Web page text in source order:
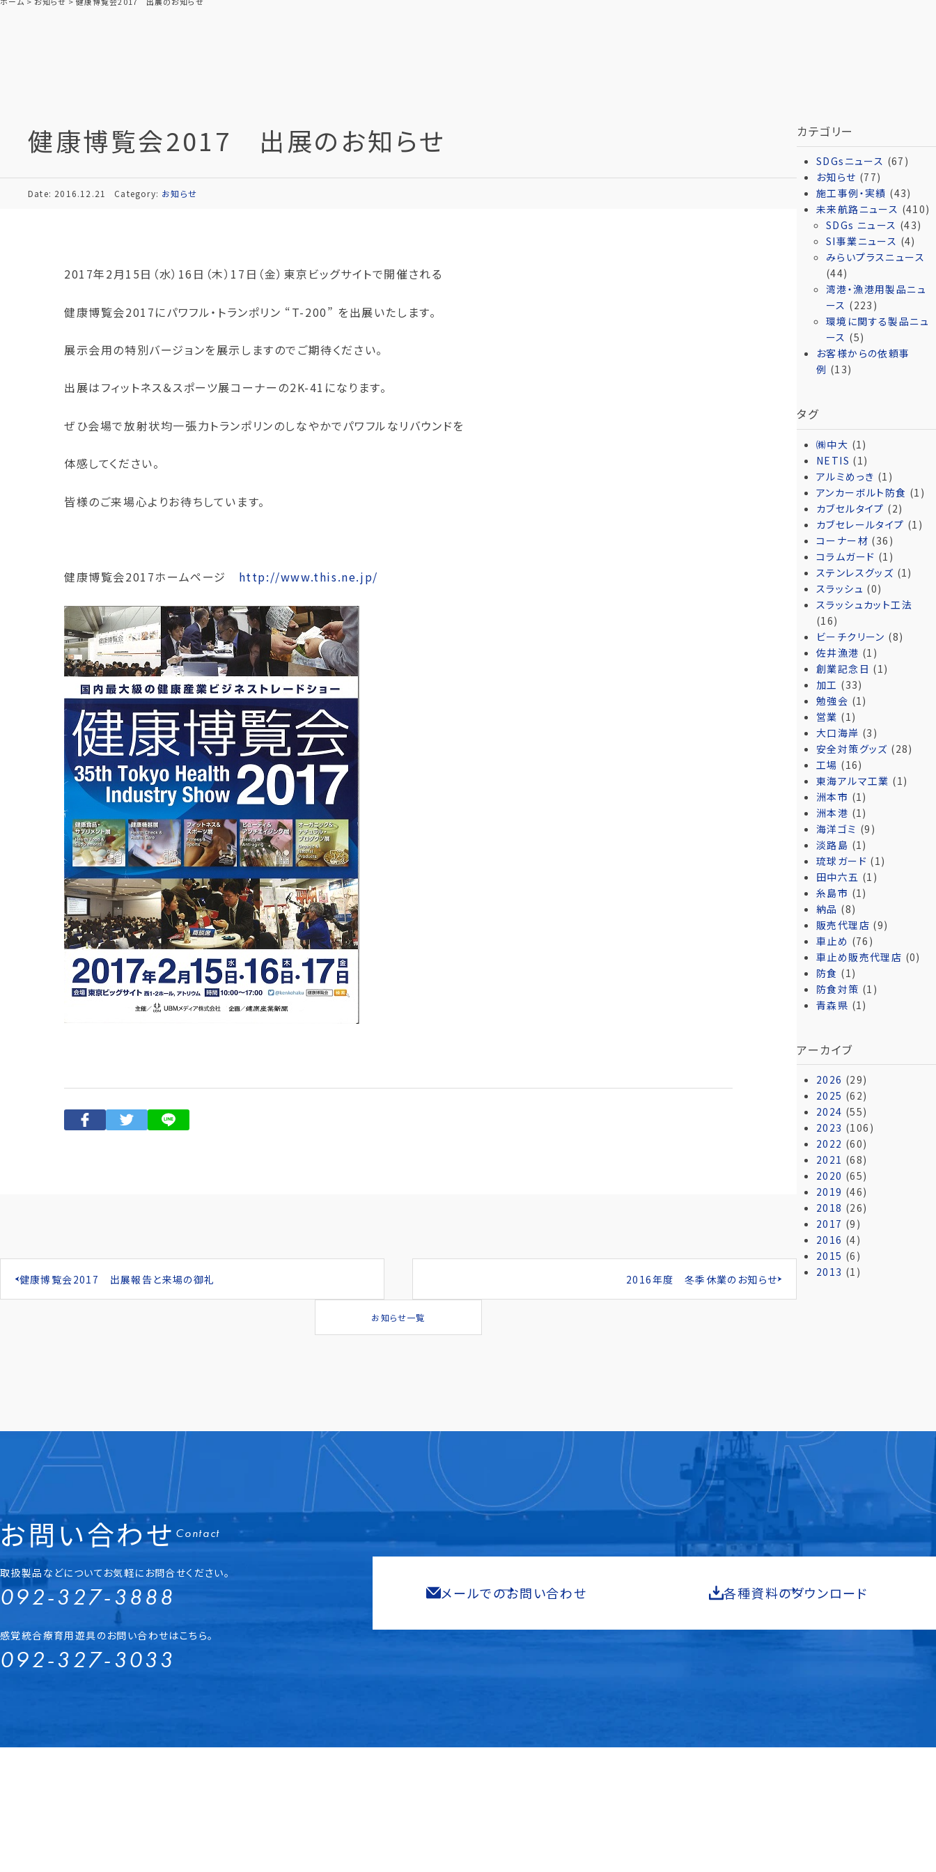
健康博覧会2017 出展のお知らせ
Date: 2016.12.21 Category: お知らせ
2017年2月15日（水）16日（木）17日（金）東京ビッグサイトで開催される
健康博覧会2017にパワフル・トランポリン “T-200” を出展いたします。
展示会用の特別バージョンを展示しますのでご期待ください。
出展はフィットネス＆スポーツ展コーナーの2K-41になります。
ぜひ会場で放射状均一張力トランポリンのしなやかでパワフルなリバウンドを
体感してください。
皆様のご来場心よりお待ちしています。
健康博覧会2017ホームページ http://www.this.ne.jp/
健康博覧会2017 出展報告と来場の御礼 2016年度 冬季休業のお知らせ
お知らせ一覧
カテゴリー
SDGsニュース (67)
お知らせ (77)
施工事例・実績 (43)
未来航路ニュース (410)
SDGs ニュース (43)
SI事業ニュース (4)
みらいプラスニュース
(44)
湾港・漁港用製品ニュ
ース (223)
環境に関する製品ニュ
ース (5)
お客様からの依頼事
例 (13)
タグ
㈱中大 (1)
NETIS (1)
アルミめっき (1)
アンカーボルト防食 (1)
カブセルタイプ (2)
カブセレールタイプ (1)
コーナー材 (36)
コラムガード (1)
ステンレスグッズ (1)
スラッシュ (0)
スラッシュカット工法
(16)
ビーチクリーン (8)
佐井漁港 (1)
創業記念日 (1)
加工 (33)
勉強会 (1)
営業 (1)
大口海岸 (3)
安全対策グッズ (28)
工場 (16)
東海アルマ工業 (1)
洲本市 (1)
洲本港 (1)
海洋ゴミ (9)
淡路島 (1)
琉球ガード (1)
田中六五 (1)
糸島市 (1)
納品 (8)
販売代理店 (9)
車止め (76)
車止め販売代理店 (0)
防食 (1)
防食対策 (1)
青森県 (1)
アーカイブ
2026 (29)
2025 (62)
2024 (55)
2023 (106)
2022 (60)
2021 (68)
2020 (65)
2019 (46)
2018 (26)
2017 (9)
2016 (4)
2015 (6)
2013 (1)
お問い合わせ Contact
取扱製品などについてお気軽にお問合せください。
092-327-3888
感覚統合療育用遊具のお問い合わせはこちら。
092-327-3033
メールでのお問い合わせ 各種資料のダウンロード